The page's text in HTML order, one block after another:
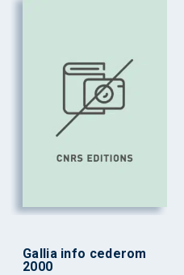
Gallia info cederom
2000